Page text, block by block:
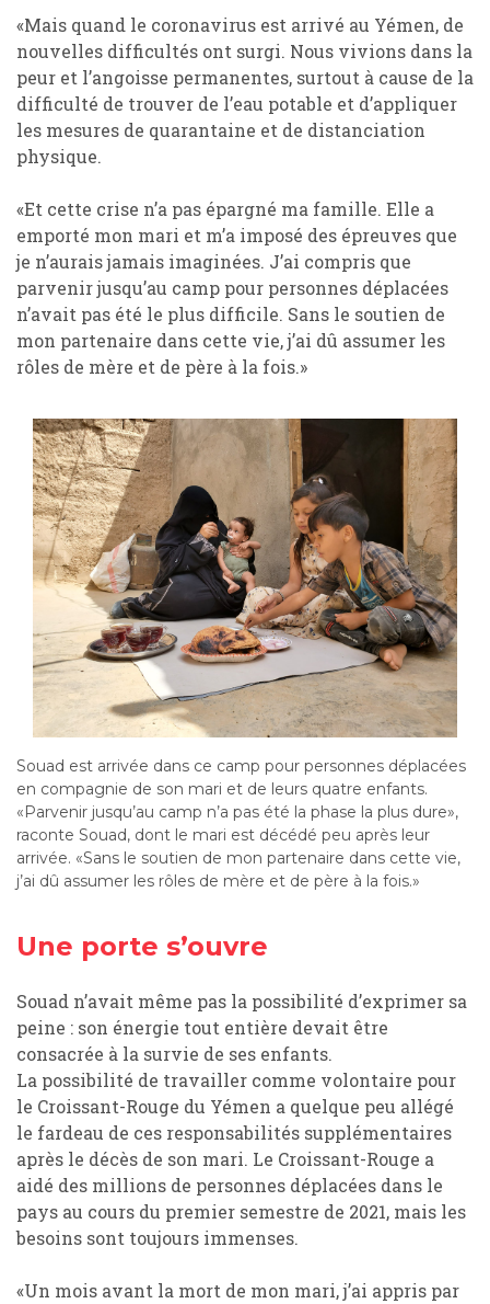
«Mais quand le coronavirus est arrivé au Yémen, de
nouvelles difficultés ont surgi. Nous vivions dans la
peur et l’angoisse permanentes, surtout à cause de la
difficulté de trouver de l’eau potable et d’appliquer
les mesures de quarantaine et de distanciation
physique.
«Et cette crise n’a pas épargné ma famille. Elle a
emporté mon mari et m’a imposé des épreuves que
je n’aurais jamais imaginées. J’ai compris que
parvenir jusqu’au camp pour personnes déplacées
n’avait pas été le plus difficile. Sans le soutien de
mon partenaire dans cette vie, j’ai dû assumer les
rôles de mère et de père à la fois.»
Souad est arrivée dans ce camp pour personnes déplacées
en compagnie de son mari et de leurs quatre enfants.
«Parvenir jusqu’au camp n’a pas été la phase la plus dure»,
raconte Souad, dont le mari est décédé peu après leur
arrivée. «Sans le soutien de mon partenaire dans cette vie,
j’ai dû assumer les rôles de mère et de père à la fois.»
Une porte s’ouvre
Souad n’avait même pas la possibilité d’exprimer sa
peine : son énergie tout entière devait être
consacrée à la survie de ses enfants.
La possibilité de travailler comme volontaire pour
le Croissant-Rouge du Yémen a quelque peu allégé
le fardeau de ces responsabilités supplémentaires
après le décès de son mari. Le Croissant-Rouge a
aidé des millions de personnes déplacées dans le
pays au cours du premier semestre de 2021, mais les
besoins sont toujours immenses.
«Un mois avant la mort de mon mari, j’ai appris par